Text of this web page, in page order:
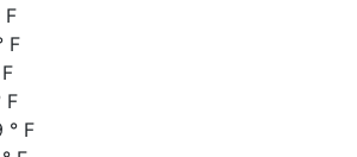
F
F
F
° F